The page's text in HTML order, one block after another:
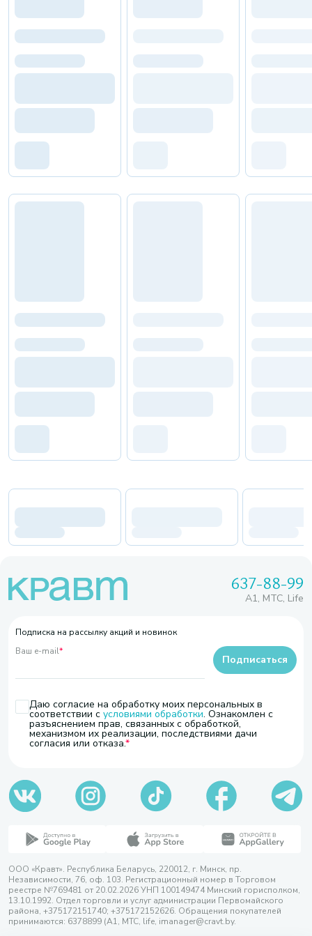
637-88-99
A1, МТС, Life
Подписка на рассылку акций и новинок
Ваш e-mail*
Даю согласие на обработку моих персональных в
соответствии с условиями обработки. Ознакомлен с
разъяснением прав, связанных с обработкой,
механизмом их реализации, последствиями дачи
согласия или отказа.
Подписаться
ООО «Кравт». Республика Беларусь, 220012, г. Минск, пр.
Независимости, 76, оф. 103. Регистрационный номер в Торговом
реестре №769481 от 20.02.2026 УНП 100149474 Минский горисполком,
13.10.1992. Отдел торговли и услуг администрации Первомайского
района, +375172151740; +375172152626. Обращения покупателей
принимаются: 6378899 (А1, МТС, life, imanager@cravt.by.